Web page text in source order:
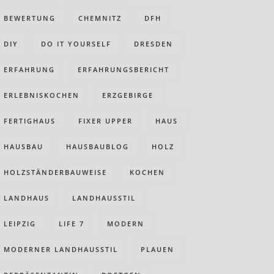
BEWERTUNG CHEMNITZ DFH
DIY DO IT YOURSELF DRESDEN
ERFAHRUNG ERFAHRUNGSBERICHT
ERLEBNISKOCHEN ERZGEBIRGE
FERTIGHAUS FIXER UPPER HAUS
HAUSBAU HAUSBAUBLOG HOLZ
HOLZSTÄNDERBAUWEISE KOCHEN
LANDHAUS LANDHAUSSTIL
LEIPZIG LIFE 7 MODERN
MODERNER LANDHAUSSTIL PLAUEN